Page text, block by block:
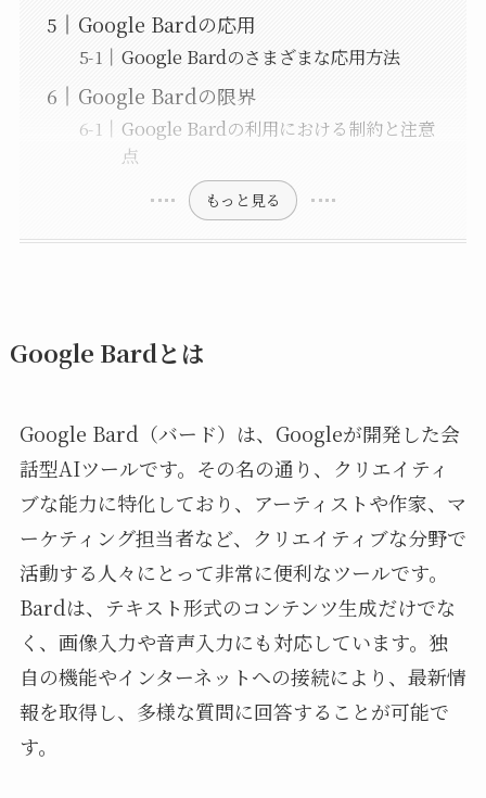
Google Bardの応用
Google Bardのさまざまな応用方法
Google Bardの限界
Google Bardの利用における制約と注意
点
もっと見る
Google Bardとは
Google Bard（バード）は、Googleが開発した会
話型AIツールです。その名の通り、クリエイティ
ブな能力に特化しており、アーティストや作家、マ
ーケティング担当者など、クリエイティブな分野で
活動する人々にとって非常に便利なツールです。
Bardは、テキスト形式のコンテンツ生成だけでな
く、画像入力や音声入力にも対応しています。独
自の機能やインターネットへの接続により、最新情
報を取得し、多様な質問に回答することが可能で
す。